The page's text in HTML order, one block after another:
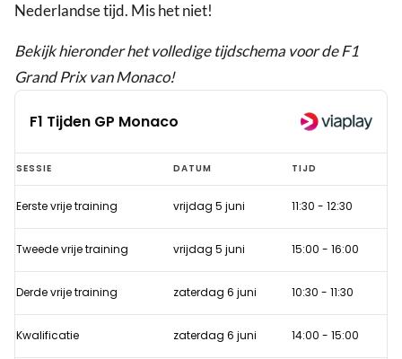
Nederlandse tijd. Mis het niet!
Bekijk hieronder het volledige tijdschema voor de F1
Grand Prix van Monaco!
F1 Tijden GP Monaco
F1
Tijden
GP
Monaco
SESSIE DATUM TIJD
Eerste vrije training vrijdag 5 juni 11:30 - 12:30
Tweede vrije training vrijdag 5 juni 15:00 - 16:00
Derde vrije training zaterdag 6 juni 10:30 - 11:30
Kwalificatie zaterdag 6 juni 14:00 - 15:00